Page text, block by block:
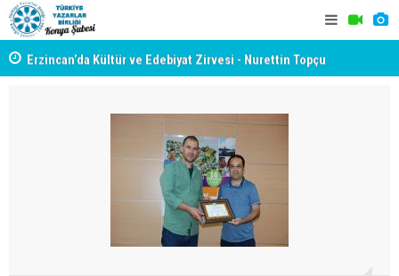
Erzincan’da Kültür ve Edebiyat Zirvesi - Nurettin Topçu